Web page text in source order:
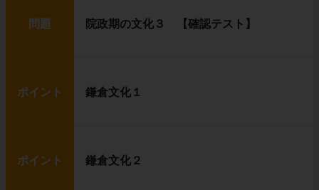
問題 院政期の文化３ 【確認テスト】
ポイント 鎌倉文化１
ポイント 鎌倉文化２